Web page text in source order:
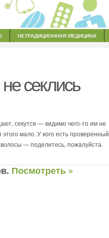
НЕТРАДИЦИОННАЯ МЕДИЦИНА
секлись
секутся — видимо чего-то им не
мало. У кого есть проверенный
— поделитесь, пожалуйста.
Посмотреть »